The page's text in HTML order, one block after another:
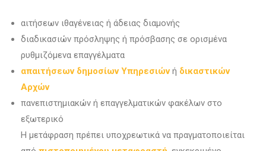
αιτήσεων ιθαγένειας ή άδειας διαμονής
διαδικασιών πρόσληψης ή πρόσβασης σε ορισμένα
ρυθμιζόμενα επαγγέλματα
απαιτήσεων δημοσίων Υπηρεσιώνή δικαστικών
Αρχών
πανεπιστημιακών ή επαγγελματικών φακέλων στο
εξωτερικό
Η μετάφραση πρέπει υποχρεωτικά να πραγματοποιείται